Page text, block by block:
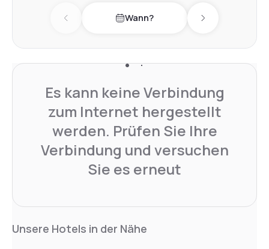
Previous day Wann? Next day
Es kann keine Verbindung
zum Internet hergestellt
werden. Prüfen Sie Ihre
Verbindung und versuchen
Sie es erneut
Unsere Hotels in der Nähe